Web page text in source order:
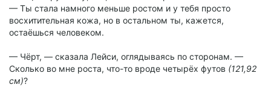
— Ты стала намного меньше ростом и у тебя просто
восхитительная кожа, но в остальном ты, кажется,
остаёшься человеком.
— Чёрт, — сказала Лейси, оглядываясь по сторонам. —
Сколько во мне роста, что-то вроде четырёх футов (121,92
см)?